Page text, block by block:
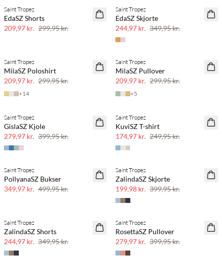
SAVE20
Saint Tropez
EdaSZ Shorts
209,97 kr. 299,95 kr.
SAVE20
30% rabat
Saint Tropez
EdaSZ Skjorte
244,97 kr. 349,95 kr.
SAVE20
Saint Tropez
MilaSZ Poloshirt
209,97 kr. 299,95 kr.
+14
SAVE20
Saint Tropez
MilaSZ Pullover
209,97 kr. 299,95 kr.
+5
SAVE20
30% rabat
Saint Tropez
GislaSZ Kjole
279,97 kr. 399,95 kr.
SAVE20
Saint Tropez
KuviSZ T-shirt
174,97 kr. 249,95 kr.
SAVE20
30% rabat
Saint Tropez
PollyanaSZ Bukser
349,97 kr. 499,95 kr.
SAVE20
Saint Tropez
ZalindaSZ Skjorte
199,98 kr. 399,95 kr.
SAVE20
Saint Tropez
ZalindaSZ Shorts
244,97 kr. 349,95 kr.
SAVE20
Saint Tropez
RosettaSZ Pullover
279,97 kr. 399,95 kr.